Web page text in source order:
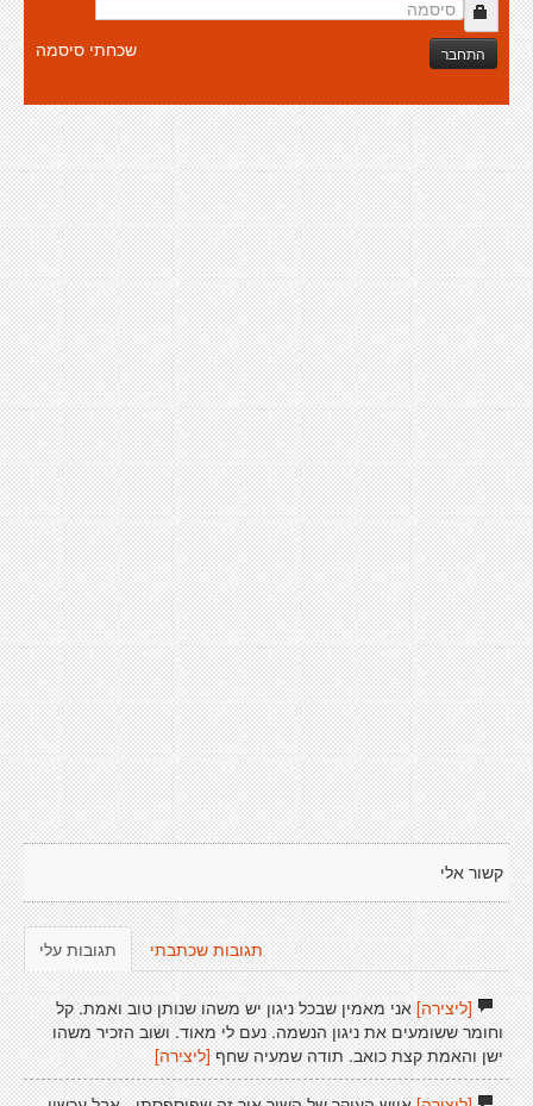
התחבר שכחתי סיסמה
קשור אלי
תגובות עלי תגובות שכתבתי
[ליצירה]אני מאמין שבכל ניגון יש משהו שנותן טוב ואמת. קל
וחומר ששומעים את ניגון הנשמה. נעם לי מאוד. ושוב הזכיר משהו
ישן והאמת קצת כואב. תודה שמעיה שחף[ליצירה]